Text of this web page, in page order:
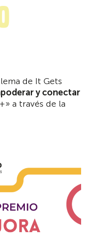
de It Gets
y conectar
a través de la